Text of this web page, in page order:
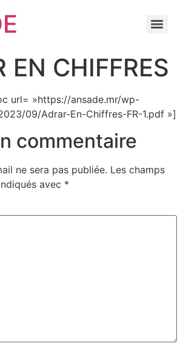
EN CHIFFRES
url= »https://ansade.mr/wp-
09/Adrar-En-Chiffres-FR-1.pdf »]
commentaire
ne sera pas publiée. Les champs
avec *